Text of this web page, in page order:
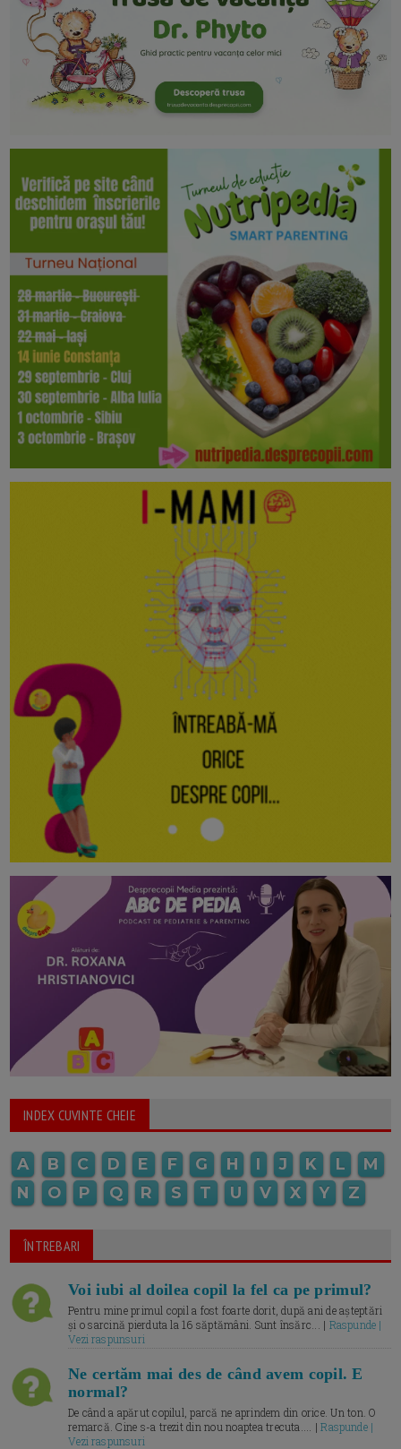
INDEX CUVINTE CHEIE
A B C D E F G H I J K L
M
N
O P Q R S T U V X Y Z
ÎNTREBARI
Voi iubi al doilea copil la fel ca pe primul?
Pentru mine primul copil a fost foarte dorit, după ani de așteptări
și o sarcină pierduta la 16 săptămâni. Sunt însărc... | Raspunde |
Vezi raspunsuri
Ne certăm mai des de când avem copil. E
normal?
De când a apărut copilul, parcă ne aprindem din orice. Un ton. O
remarcă. Cine s-a trezit din nou noaptea trecuta.... |Raspunde |
Vezi raspunsuri